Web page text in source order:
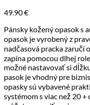
49.90€
Pánsky kožený opasok s
opasok je vyrobený z
nadčasová pracka zaručí
zapína pomocou dlhej
možné nastavovať si
pasok je vhodný pre
opasky sú vybavené
systémom s viac než 20